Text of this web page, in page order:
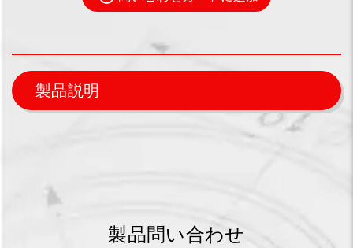
製品説明
製品問い合わせ